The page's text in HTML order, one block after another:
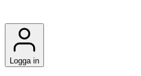
Logga in